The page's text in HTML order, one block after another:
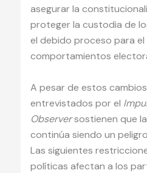
asegurar la
proteger la custodia de
el debido proceso para
comportamientos
A pesar de estos
entrevistados por el
Observersostienen que
continúa siendo un
Las siguientes
políticas afectan a los